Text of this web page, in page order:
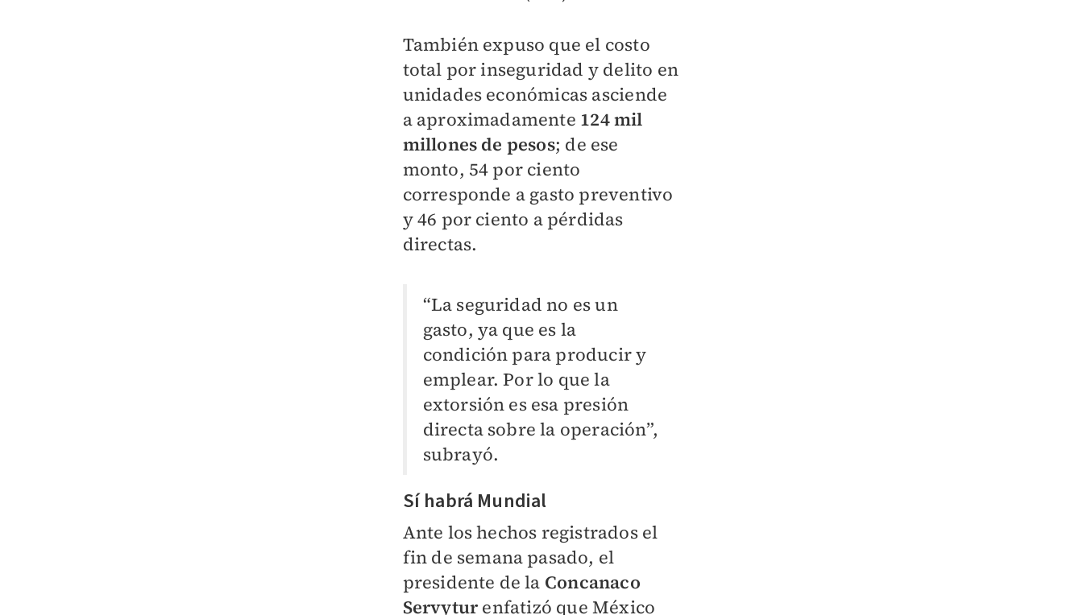
También expuso que el costo
total por inseguridad y delito en
unidades económicas asciende
a aproximadamente 124 mil
millones de pesos; de ese
monto, 54 por ciento
corresponde a gasto preventivo
y 46 por ciento a pérdidas
directas.
“La seguridad no es un
gasto, ya que es la
condición para producir y
emplear. Por lo que la
extorsión es esa presión
directa sobre la operación”,
subrayó.
Sí habrá Mundial
Ante los hechos registrados el
fin de semana pasado, el
presidente de la Concanaco
Servyturenfatizó que México